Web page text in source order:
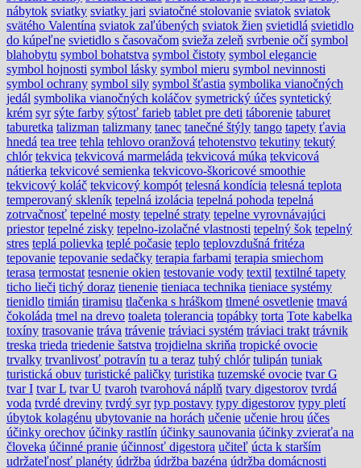
nábytok sviatky sviatky jari sviatočné stolovanie sviatok sviatok
svätého Valentína sviatok zaľúbených sviatok žien svietidlá svietidlo
do kúpeľne svietidlo s časovačom svieža zeleň svrbenie očí symbol
blahobytu symbol bohatstva symbol čistoty symbol elegancie
symbol hojnosti symbol lásky symbol mieru symbol nevinnosti
symbol ochrany symbol sily symbol šťastia symbolika vianočných
jedál symbolika vianočných koláčov symetrický účes syntetický
krém syr sýte farby sýtosť farieb tablet pre deti táborenie taburet
taburetka talizman talizmany tanec tanečné štýly tango tapety ťavia
hnedá tea tree tehla tehlovo oranžová tehotenstvo tekutiny tekutý
chlór tekvica tekvicová marmeláda tekvicová múka tekvicová
nátierka tekvicové semienka tekvicovo-škoricové smoothie
tekvicový koláč tekvicový kompót telesná kondícia telesná teplota
temperovaný skleník tepelná izolácia tepelná pohoda tepelná
zotrvačnosť tepelné mosty tepelné straty tepelne vyrovnávajúci
priestor tepelné zisky tepelno-izolačné vlastnosti tepelný šok tepelný
stres teplá polievka teplé počasie teplo teplovzdušná fritéza
tepovanie tepovanie sedačky terapia farbami terapia smiechom
terasa termostat tesnenie okien testovanie vody textil textilné tapety
ticho lieči tichý doraz tienenie tieniaca technika tieniace systémy
tienidlo timián tiramisu tlačenka s hráškom tlmené osvetlenie tmavá
čokoláda tmel na drevo toaleta tolerancia topábky torta Tote kabelka
toxíny trasovanie tráva trávenie tráviaci systém tráviaci trakt trávnik
treska trieda triedenie šatstva trojdielna skriňa tropické ovocie
trvalky trvanlivosť potravín tu a teraz tuhý chlór tulipán tuniak
turistická obuv turistické paličky turistika tuzemské ovocie tvar G
tvar I tvar L tvar U tvaroh tvarohová náplň tvary digestorov tvrdá
voda tvrdé dreviny tvrdý syr typ postavy typy digestorov typy pletí
úbytok kolagénu ubytovanie na horách učenie učenie hrou účes
účinky orechov účinky rastlín účinky saunovania účinky zvieraťa na
človeka účinné pranie účinnosť digestora učiteľ úcta k starším
udržateľnosť planéty údržba údržba bazéna údržba domácnosti